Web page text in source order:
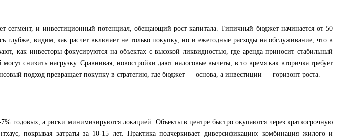
сегмент, и инвестиционный потенциал, обещающий рост капитала. Типичный бюджет начинается от 50
видим, как расчет включает не только покупку, но и ежегодные расходы на обслуживание, что в
как инвесторы фокусируются на объектах с высокой ликвидностью, где аренда приносит стабильный
снизить нагрузку. Сравнивая, новостройки дают налоговые вычеты, в то время как вторичка требует
подход превращает покупку в стратегию, где бюджет — основа, а инвестиции — горизонт роста.
годовых, а риски минимизируются локацией. Объекты в центре быстро окупаются через краткосрочную
покрывая затраты за 10-15 лет. Практика подчеркивает диверсификацию: комбинация жилого и